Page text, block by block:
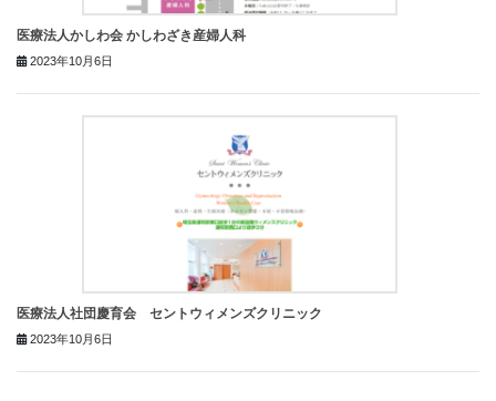
医療法人かしわ会 かしわざき産婦人科
2023年10月6日
医療法人社団慶育会 セントウィメンズクリニック
2023年10月6日